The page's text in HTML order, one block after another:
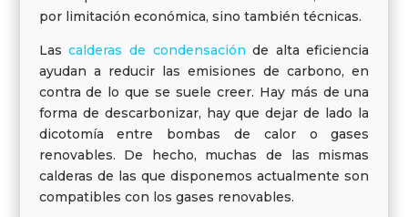
por limitación económica, sino también técnicas.
Lascalderas de condensación de alta eficiencia
ayudan a reducir las emisiones de carbono, en
contra de lo que se suele creer. Hay más de una
forma de descarbonizar, hay que dejar de lado la
dicotomía entre bombas de calor o gases
renovables. De hecho, muchas de las mismas
calderas de las que disponemos actualmente son
compatibles con los gases renovables.